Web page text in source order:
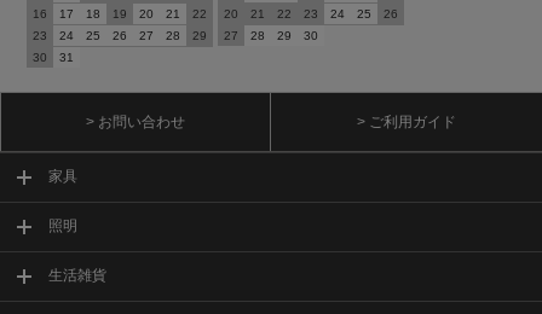
16
17 18 19 20 21
22
23
24 25 26 27 28
29
30
31
20
21 22 23 24 25
26
27
28 29 30
> お問い合わせ > ご利用ガイド
家具
照明
生活雑貨